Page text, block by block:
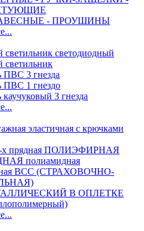
- ПРОУШИНЫ
светильник светодиодный
светильник
ПВС 3 гнезда
ПВС 1 гнездо
3 гнезда
эластичная с крючками
х прядная ПОЛИЭФИРНАЯ
полиамидная
ВСС (СТРАХОВОЧНО-
В ОПЛЕТКЕ